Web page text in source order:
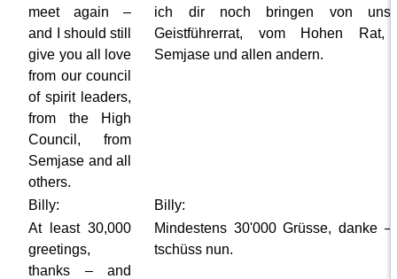
meet again –
and I should still
give you all love
from our council
of spirit leaders,
from the High
Council, from
Semjase and all
others.
ich dir noch bringen von
Geistführerrat, vom Hohen Rat,
Semjase und allen andern.
Billy:
Billy:
At least 30,000
greetings,
thanks – and
Mindestens 30'000 Grüsse, danke –
tschüss nun.